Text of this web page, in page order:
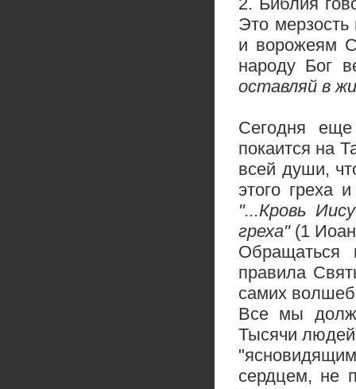
Это
и ворожеям
народу Бог
оставляй в
Сегодня
покаится на
всей души,
этого греха
"...Кровь
греха"(1
правила
самих
Все мы
Тысячи
сердцем, не